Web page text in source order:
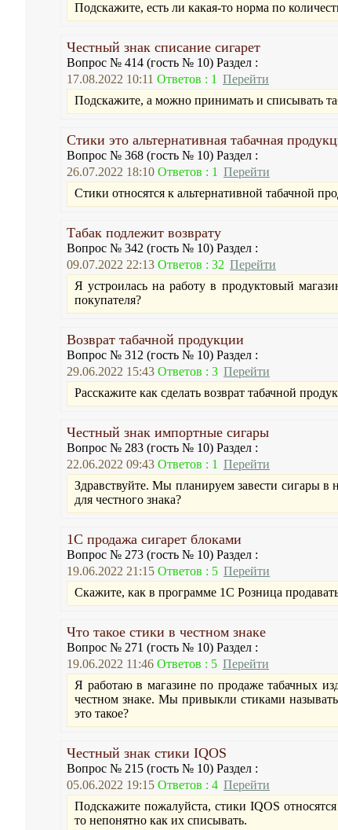
Подскажите, есть ли какая-то норма по
Честный знак списание сигарет
Вопрос № 414 (гость № 10) Раздел :
17.08.2022 10:11 Ответов : 1 Перейти
Подскажите, а можно принимать и списывать
Стики это альтернативная табачная
Вопрос № 368 (гость № 10) Раздел :
26.07.2022 18:10 Ответов : 1 Перейти
Стики относятся к альтернативной табачной
Табак подлежит возврату
Вопрос № 342 (гость № 10) Раздел :
09.07.2022 22:13 Ответов : 32 Перейти
Я устроилась на работу в продуктовый
покупателя?
Возврат табачной продукции
Вопрос № 312 (гость № 10) Раздел :
29.06.2022 15:43 Ответов : 3 Перейти
Расскажите как сделать возврат табачной
Честный знак импортные сигары
Вопрос № 283 (гость № 10) Раздел :
22.06.2022 09:43 Ответов : 1 Перейти
Здравствуйте. Мы планируем завести сигары
для честного знака?
1С продажа сигарет блоками
Вопрос № 273 (гость № 10) Раздел :
19.06.2022 21:15 Ответов : 5 Перейти
Скажите, как в программе 1С Розница
Что такое стики в честном знаке
Вопрос № 271 (гость № 10) Раздел :
19.06.2022 11:46 Ответов : 5 Перейти
Я работаю в магазине по продаже табачных
честном знаке. Мы привыкли стиками
это такое?
Честный знак стики IQOS
Вопрос № 215 (гость № 10) Раздел :
05.06.2022 19:15 Ответов : 4 Перейти
Подскажите пожалуйста, стики IQOS
то непонятно как их списывать.